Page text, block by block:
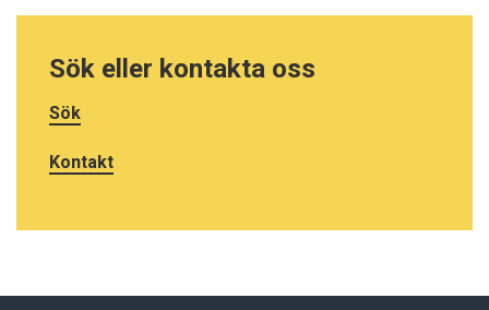
Sök eller kontakta oss
Sök
Kontakt